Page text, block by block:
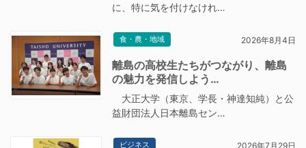
に、特に気を付けなけれ…
食・農・地域 2026年8月4日
離島の高校生たちがつながり、離島
の魅力を発信しよう…
大正大学（東京、学長・神達知純）と公
益財団法人日本離島セン…
ビジネス 2026年7月29日